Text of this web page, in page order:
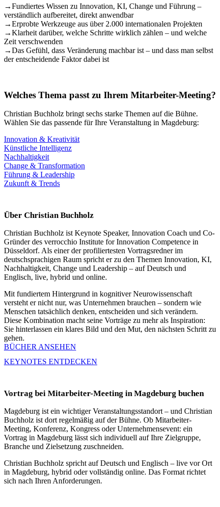
→Fundiertes Wissen zu Innovation, KI, Change und Führung –
verständlich aufbereitet, direkt anwendbar
→Erprobte Werkzeuge aus über 2.000 internationalen Projekten
→Klarheit darüber, welche Schritte wirklich zählen – und welche
Zeit verschwenden
→Das Gefühl, dass Veränderung machbar ist – und dass man selbst
der entscheidende Faktor dabei ist
Welches Thema passt zu Ihrem Mitarbeiter-Meeting?
Christian Buchholz bringt sechs starke Themen auf die Bühne.
Wählen Sie das passende für Ihre Veranstaltung in Magdeburg:
Innovation & Kreativität
Künstliche Intelligenz
Nachhaltigkeit
Change & Transformation
Führung & Leadership
Zukunft & Trends
Über Christian Buchholz
Christian Buchholz ist Keynote Speaker, Innovation Coach und Co-
Gründer des verrocchio Institute for Innovation Competence in
Düsseldorf. Als einer der profiliertesten Vortragsredner im
deutschsprachigen Raum spricht er zu den Themen Innovation, KI,
Nachhaltigkeit, Change und Leadership – auf Deutsch und
Englisch, live, hybrid und online.
Mit fundiertem Hintergrund in kognitiver Neurowissenschaft
versteht er nicht nur, was Unternehmen brauchen – sondern wie
Menschen tatsächlich denken, entscheiden und sich verändern.
Diese Kombination macht seine Vorträge zu mehr als Inspiration:
Sie hinterlassen ein klares Bild und den Mut, den nächsten Schritt zu
gehen.
BÜCHER ANSEHEN
KEYNOTES ENTDECKEN
Vortrag bei Mitarbeiter-Meeting in Magdeburg buchen
Magdeburg ist ein wichtiger Veranstaltungsstandort – und Christian
Buchholz ist dort regelmäßig auf der Bühne. Ob Mitarbeiter-
Meeting, Konferenz, Kongress oder Unternehmensevent: ein
Vortrag in Magdeburg lässt sich individuell auf Ihre Zielgruppe,
Branche und Zielsetzung zuschneiden.
Christian Buchholz spricht auf Deutsch und Englisch – live vor Ort
in Magdeburg, hybrid oder vollständig online. Das Format richtet
sich nach Ihren Anforderungen.